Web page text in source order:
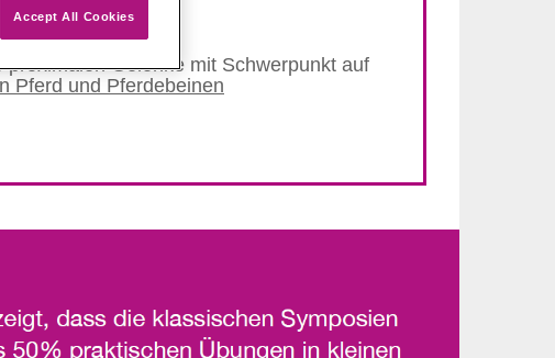
Gelenke mit Schwerpunkt auf
Pferd und Pferdebeinen
Accept All Cookies